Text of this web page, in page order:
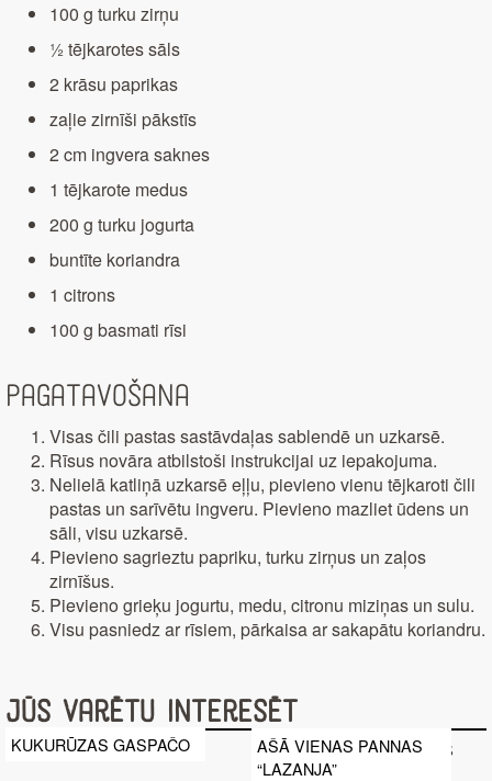
100 g turku zirņu
½ tējkarotes sāls
2 krāsu paprikas
zaļie zirnīši pākstīs
2 cm ingvera saknes
1 tējkarote medus
200 g turku jogurta
buntīte koriandra
1 citrons
100 g basmati rīsi
Pagatavošana
Visas čili pastas sastāvdaļas sablendē un uzkarsē.
Rīsus novāra atbilstoši instrukcijai uz iepakojuma.
Nelielā katliņā uzkarsē eļļu, pievieno vienu tējkaroti čili
pastas un sarīvētu ingveru. Pievieno mazliet ūdens un
sāli, visu uzkarsē.
Pievieno sagrieztu papriku, turku zirņus un zaļos
zirnīšus.
Pievieno grieķu jogurtu, medu, citronu miziņas un sulu.
Visu pasniedz ar rīsiem, pārkaisa ar sakapātu koriandru.
Jūs varētu interesēt
KUKURŪZAS GASPAČO
AŠĀ VIENAS PANNAS
“LAZANJA”